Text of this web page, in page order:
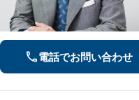
電話でお問い合わせ